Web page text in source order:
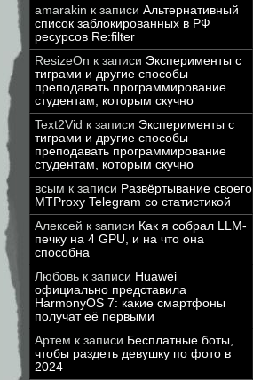
amarakin к записи Альтернативный
список заблокированных в РФ
ресурсов Re:filter
ResizeOn к записи Эксперименты с
тиграми и другие способы
преподавать программирование
студентам, которым скучно
Text2Vid к записи Эксперименты с
тиграми и другие способы
преподавать программирование
студентам, которым скучно
всым к записи Развёртывание своего
MTProxy Telegram со статистикой
Алексей к записи Как я собрал LLM-
печку на 4 GPU, и на что она
способна
Любовь к записи Huawei
официально представила
HarmonyOS 7: какие смартфоны
получат её первыми
Артем к записи Бесплатные боты,
чтобы раздеть девушку по фото в
2024